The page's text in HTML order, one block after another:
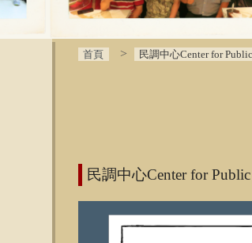
首頁 民調中心Center for
民調中心Center for